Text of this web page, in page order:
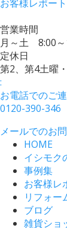
お客様レポー
営業時間
月～土 8:00～
定休日
第2、第4土曜
:
お電話でのご
0120-390-346
メールでのお
HOME
イシモク
事例集
お客様レ
リフォー
ブログ
雑貨ショ